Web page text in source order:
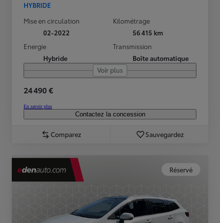
HYBRIDE
Mise en circulation
02-2022
Kilométrage
56 415 km
Energie
Hybride
Transmission
Boîte automatique
Voir plus
24 490 €
En savoir plus
Contactez la concession
Comparez Sauvegardez
Réservé